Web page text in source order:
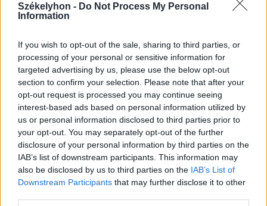
Székelyhon - Do Not Process My Personal
Information
If you wish to opt-out of the sale, sharing to third parties, or
processing of your personal or sensitive information for
targeted advertising by us, please use the below opt-out
section to confirm your selection. Please note that after your
opt-out request is processed you may continue seeing
interest-based ads based on personal information utilized by
us or personal information disclosed to third parties prior to
your opt-out. You may separately opt-out of the further
disclosure of your personal information by third parties on the
IAB’s list of downstream participants. This information may
also be disclosed by us to third parties on the IAB’s List of
Downstream Participants that may further disclose it to other
2026. augusztus 06., csütörtök
Életét vesztette két halász, akiket
villámcsapás ért a Maros partján –
frissítve